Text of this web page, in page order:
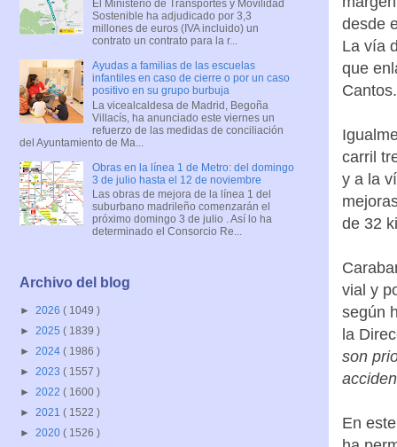
desde
La vía
que
Cantos.
carril
y a la
de 32
vial y
según
la
son
En
El Ministerio de Transportes y Movilidad
Sostenible ha adjudicado por 3,3
millones de euros (IVA incluido) un
contrato un contrato para la r...
Ayudas a familias de las escuelas
infantiles en caso de cierre o por un caso
positivo en su grupo burbuja
La vicealcaldesa de Madrid, Begoña
Villacís, ha anunciado este viernes un
refuerzo de las medidas de conciliación
del Ayuntamiento de Ma...
Obras en la línea 1 de Metro: del domingo
3 de julio hasta el 12 de noviembre
Las obras de mejora de la línea 1 del
suburbano madrileño comenzarán el
próximo domingo 3 de julio . Así lo ha
determinado el Consorcio Re...
Archivo del blog
► 2026 ( 1049 )
► 2025 ( 1839 )
► 2024 ( 1986 )
► 2023 ( 1557 )
► 2022 ( 1600 )
► 2021 ( 1522 )
► 2020 ( 1526 )